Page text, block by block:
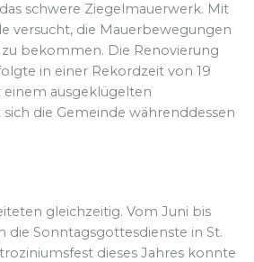
schwere Ziegelmauerwerk. Mit
versucht, die Mauerbewegungen
bekommen. Die Renovierung
in einer Rekordzeit von 19
ausgeklügelten
die Gemeinde währenddessen
gleichzeitig. Vom Juni bis
die Sonntagsgottesdienste in St.
dieses Jahres konnte